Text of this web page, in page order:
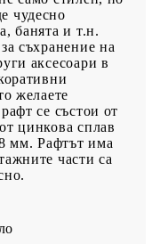
чудесно
банята и т.н.
съхранение на
аксесоари в
желаете
се състои от
цинкова сплав
мм. Рафтът има
части са